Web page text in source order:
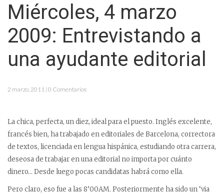
Miércoles, 4 marzo
2009: Entrevistando a
una ayudante editorial
2 marzo, 2011 | 0 Comentarios
La chica, perfecta, un diez, ideal para el puesto. Inglés excelente,
francés bien, ha trabajado en editoriales de Barcelona, correctora
de textos, licenciada en lengua hispánica, estudiando otra carrera,
deseosa de trabajar en una editorial no importa por cuánto
dinero… Desde luego pocas candidatas habrá como ella.
Pero claro, eso fue a las 8’00AM. Posteriormente ha sido un ‘via